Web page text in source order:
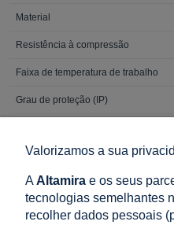
Material
Resistência à compressão
Faixa de temperatura de trabalho
Grau de proteção (IP)
Resistência à radiação UV
Resistência a óleos
Cor
Valorizamos a sua
AAltamira e os seus
tecnologias semelhantes
recolher dados pessoais